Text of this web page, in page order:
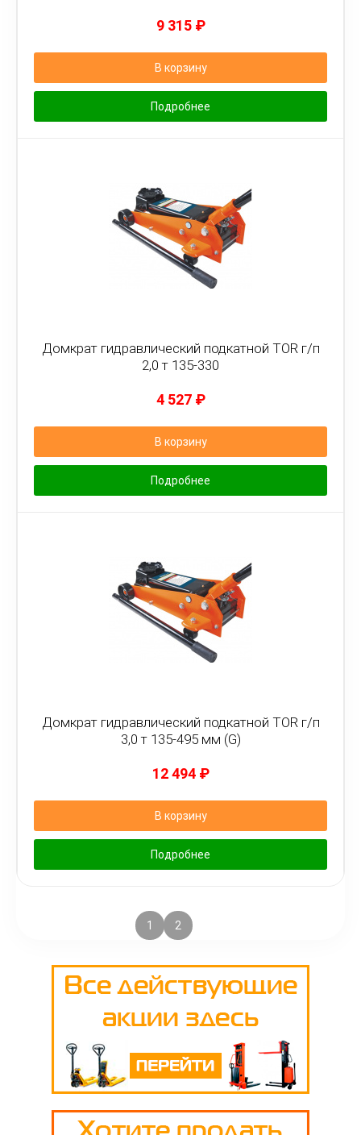
9 315 ₽
В корзину
Подробнее
Домкрат гидравлический подкатной TOR г/п
2,0 т 135-330
4 527 ₽
В корзину
Подробнее
Домкрат гидравлический подкатной TOR г/п
3,0 т 135-495 мм (G)
12 494 ₽
В корзину
Подробнее
1 2